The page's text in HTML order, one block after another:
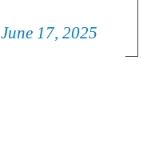
June 17, 2025